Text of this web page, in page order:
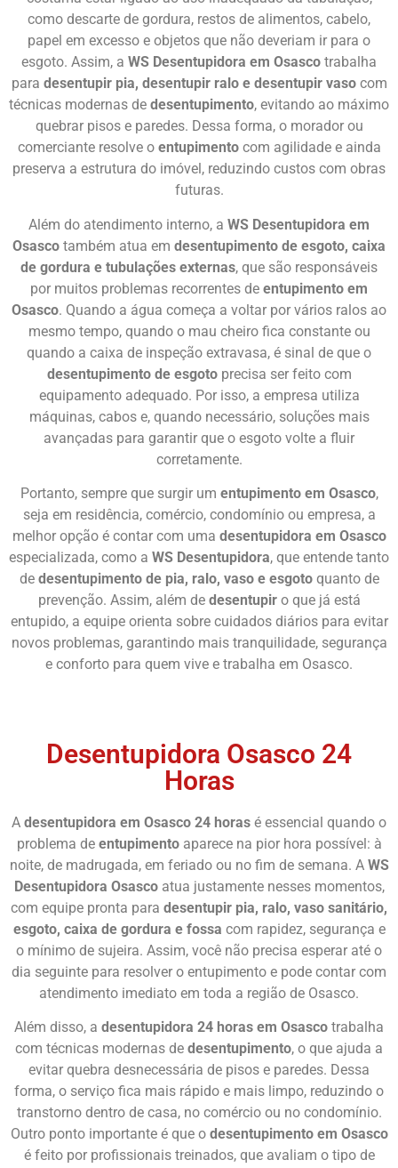
como descarte de gordura, restos de alimentos, cabelo,
papel em excesso e objetos que não deveriam ir para o
esgoto. Assim, a WS Desentupidora em Osasco trabalha
para desentupir pia, desentupir ralo e desentupir vasocom
técnicas modernas de desentupimento, evitando ao máximo
quebrar pisos e paredes. Dessa forma, o morador ou
comerciante resolve o entupimentocom agilidade e ainda
preserva a estrutura do imóvel, reduzindo custos com obras
futuras.
Além do atendimento interno, a WS Desentupidora em
Osasco também atua em desentupimento de esgoto, caixa
de gordura e tubulações externas, que são responsáveis
por muitos problemas recorrentes de entupimento em
Osasco. Quando a água começa a voltar por vários ralos ao
mesmo tempo, quando o mau cheiro fica constante ou
quando a caixa de inspeção extravasa, é sinal de que o
desentupimento de esgotoprecisa ser feito com
equipamento adequado. Por isso, a empresa utiliza
máquinas, cabos e, quando necessário, soluções mais
avançadas para garantir que o esgoto volte a fluir
corretamente.
Portanto, sempre que surgir um entupimento em Osasco,
seja em residência, comércio, condomínio ou empresa, a
melhor opção é contar com uma desentupidora em Osasco
especializada, como a WS Desentupidora, que entende tanto
de desentupimento de pia, ralo, vaso e esgotoquanto de
prevenção. Assim, além de desentupiro que já está
entupido, a equipe orienta sobre cuidados diários para evitar
novos problemas, garantindo mais tranquilidade, segurança
e conforto para quem vive e trabalha em Osasco.
Desentupidora Osasco 24
Horas
A desentupidora em Osasco 24 horas é essencial quando o
problema de entupimentoaparece na pior hora possível: à
noite, de madrugada, em feriado ou no fim de semana. A WS
Desentupidora Osascoatua justamente nesses momentos,
com equipe pronta para desentupir pia, ralo, vaso sanitário,
esgoto, caixa de gordura e fossa com rapidez, segurança e
o mínimo de sujeira. Assim, você não precisa esperar até o
dia seguinte para resolver o entupimento e pode contar com
atendimento imediato em toda a região de Osasco.
Além disso, a desentupidora 24 horas em Osasco trabalha
com técnicas modernas de desentupimento, o que ajuda a
evitar quebra desnecessária de pisos e paredes. Dessa
forma, o serviço fica mais rápido e mais limpo, reduzindo o
transtorno dentro de casa, no comércio ou no condomínio.
Outro ponto importante é que o desentupimento em Osasco
é feito por profissionais treinados, que avaliam o tipo de